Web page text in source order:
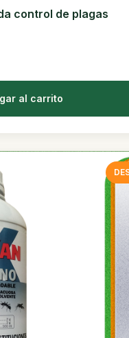
control de plagas
al carrito